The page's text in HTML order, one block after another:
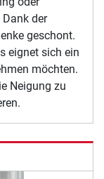
der
geschont.
eignet sich ein
möchten.
Neigung zu